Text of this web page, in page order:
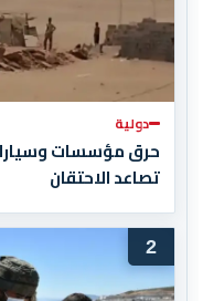
دولية
حرق مؤسسات
تصاعد الاحتقان
2